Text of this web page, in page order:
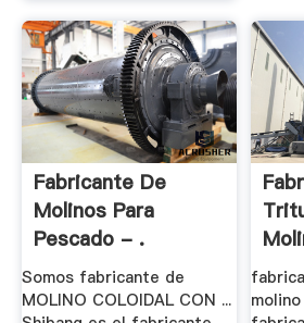
Fabricante De
Molinos Para
Pescado - .
Somos fabricante de
MOLINO COLOIDAL CON ...
.